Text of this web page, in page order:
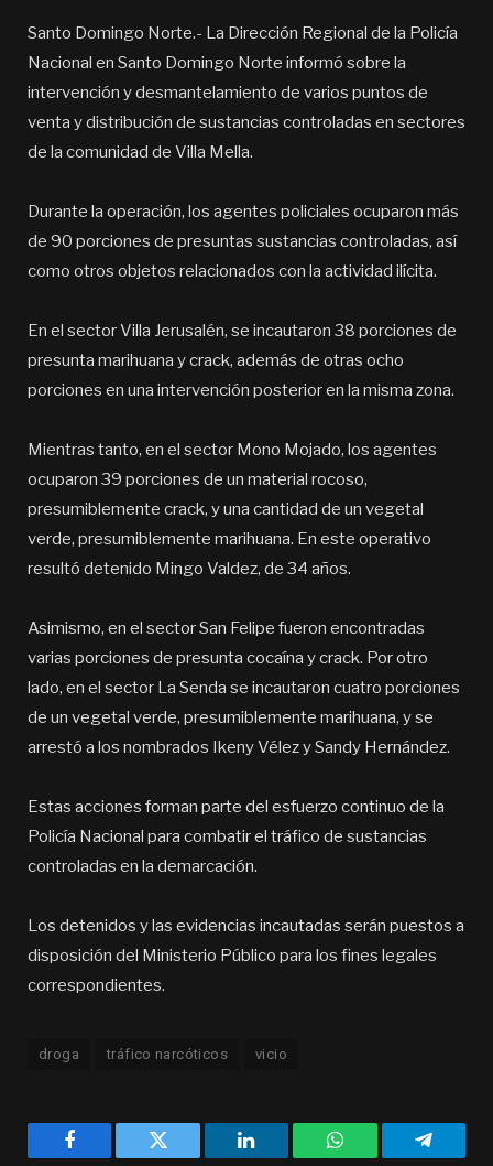
Santo Domingo Norte.- La Dirección Regional de la Policía
Nacional en Santo Domingo Norte informó sobre la
intervención y desmantelamiento de varios puntos de
venta y distribución de sustancias controladas en sectores
de la comunidad de Villa Mella.
Durante la operación, los agentes policiales ocuparon más
de 90 porciones de presuntas sustancias controladas, así
como otros objetos relacionados con la actividad ilícita.
En el sector Villa Jerusalén, se incautaron 38 porciones de
presunta marihuana y crack, además de otras ocho
porciones en una intervención posterior en la misma zona.
Mientras tanto, en el sector Mono Mojado, los agentes
ocuparon 39 porciones de un material rocoso,
presumiblemente crack, y una cantidad de un vegetal
verde, presumiblemente marihuana. En este operativo
resultó detenido Mingo Valdez, de 34 años.
Asimismo, en el sector San Felipe fueron encontradas
varias porciones de presunta cocaína y crack. Por otro
lado, en el sector La Senda se incautaron cuatro porciones
de un vegetal verde, presumiblemente marihuana, y se
arrestó a los nombrados Ikeny Vélez y Sandy Hernández.
Estas acciones forman parte del esfuerzo continuo de la
Policía Nacional para combatir el tráfico de sustancias
controladas en la demarcación.
Los detenidos y las evidencias incautadas serán puestos a
disposición del Ministerio Público para los fines legales
correspondientes.
droga tráfico narcóticos vicio
Facebook Twitter LinkedIn WhatsApp